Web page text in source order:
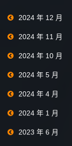
2024 年 12 月
2024 年 11 月
2024 年 10 月
2024 年 5 月
2024 年 4 月
2024 年 1 月
2023 年 6 月